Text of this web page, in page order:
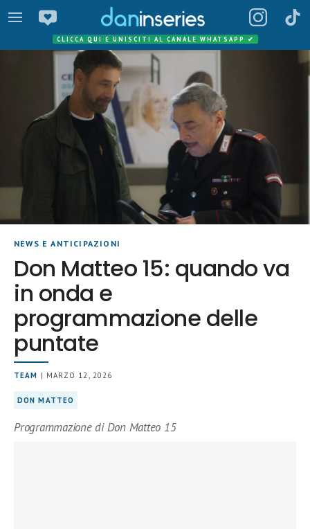
CLICCA QUI E UNISCITI AL CANALE WHATSAPP ✔
NEWS E ANTICIPAZIONI
Don Matteo 15: quando va
in onda e
programmazione delle
puntate
TEAM | MARZO 12, 2026
DON MATTEO
Programmazione di Don Matteo 15